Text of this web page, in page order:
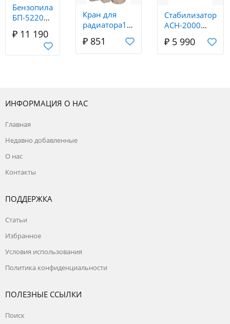
Бензопила
БП-5220
₽ 11 190
Кран для
радиатора1/2
верхний
₽ 851
Стабилизатор
АСН-2000
Ресанта Lux
₽ 5 990
ИНФОРМАЦИЯ О НАС
Главная
Недавно добавленные
О нас
Контакты
ПОДДЕРЖКА
Статьи
Избранное
Условия использования
Политика конфиденциальности
ПОЛЕЗНЫЕ ССЫЛКИ
Поиск